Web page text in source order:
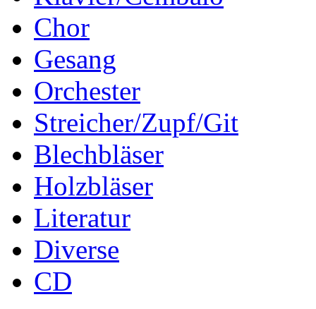
Chor
Gesang
Orchester
Streicher/Zupf/Git
Blechbläser
Holzbläser
Literatur
Diverse
CD